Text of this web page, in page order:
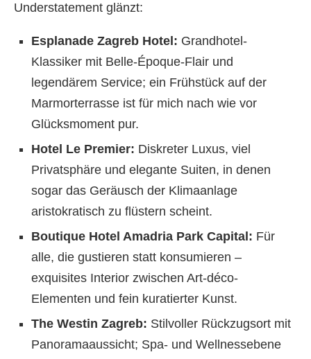
Understatement glänzt:
Esplanade Zagreb Hotel: Grandhotel-
Klassiker mit Belle-Époque-Flair und
legendärem Service; ein Frühstück auf der
Marmorterrasse ist für mich nach wie vor
Glücksmoment pur.
Hotel Le Premier: Diskreter Luxus, viel
Privatsphäre und elegante Suiten, in denen
sogar das Geräusch der Klimaanlage
aristokratisch zu flüstern scheint.
Boutique Hotel Amadria Park Capital: Für
alle, die gustieren statt konsumieren –
exquisites Interior zwischen Art-déco-
Elementen und fein kuratierter Kunst.
The Westin Zagreb: Stilvoller Rückzugsort mit
Panoramaaussicht; Spa- und Wellnessebene